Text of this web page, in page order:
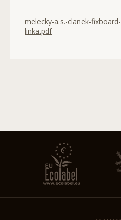
melecky-a.s.-clanek-fixboard-
linka.pdf